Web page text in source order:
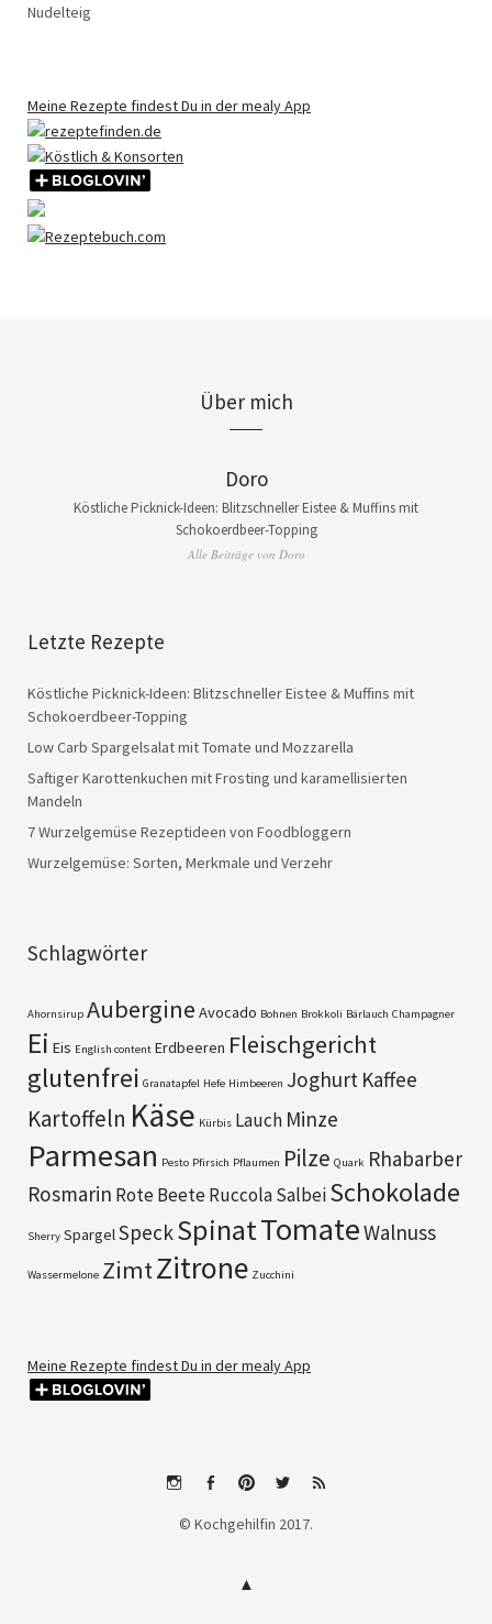
Nudelteig
Meine Rezepte findest Du in der mealy App
Über mich
Doro
Köstliche Picknick-Ideen: Blitzschneller Eistee & Muffins mit
Schokoerdbeer-Topping
Alle Beiträge von Doro
Letzte Rezepte
Köstliche Picknick-Ideen: Blitzschneller Eistee & Muffins mit
Schokoerdbeer-Topping
Low Carb Spargelsalat mit Tomate und Mozzarella
Saftiger Karottenkuchen mit Frosting und karamellisierten
Mandeln
7 Wurzelgemüse Rezeptideen von Foodbloggern
Wurzelgemüse: Sorten, Merkmale und Verzehr
Schlagwörter
Ahornsirup Aubergine Avocado Bohnen Brokkoli Bärlauch Champagner
Ei Eis English content Erdbeeren Fleischgericht
glutenfrei Granatapfel Hefe Himbeeren Joghurt Kaffee
Kartoffeln Käse Kürbis Lauch Minze
Parmesan Pesto Pfirsich Pflaumen Pilze Quark Rhabarber
Rosmarin Rote BeeteRuccolaSalbeiSchokolade
Sherry Spargel Speck SpinatTomateWalnuss
Wassermelone ZimtZitrone Zucchini
Meine Rezepte findest Du in der mealy App
InstagramFacebookPinterest
TwitterRSS
© Kochgehilfin 2017.